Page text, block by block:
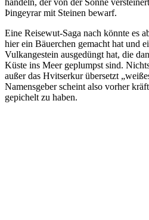
Þingeyrar mit Steinen bewarf.
Eine Reisewut-Saga nach könnte es
hier ein Bäuerchen gemacht hat und
Vulkangestein ausgedüngt hat, die
Küste ins Meer geplumpst sind.
außer das Hvitserkur übersetzt
Namensgeber scheint also vorher
gepichelt zu haben.